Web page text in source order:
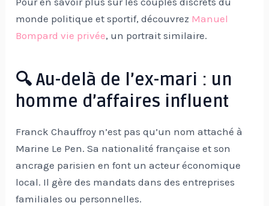
monde politique et sportif, découvrez Manuel
Bompard vie privée, un portrait similaire.
🔍 Au-delà de l’ex-mari : un
homme d’affaires influent
Franck Chauffroy n’est pas qu’un nom attaché à
Marine Le Pen. Sa nationalité française et son
ancrage parisien en font un acteur économique
local. Il gère des mandats dans des entreprises
familiales ou personnelles.